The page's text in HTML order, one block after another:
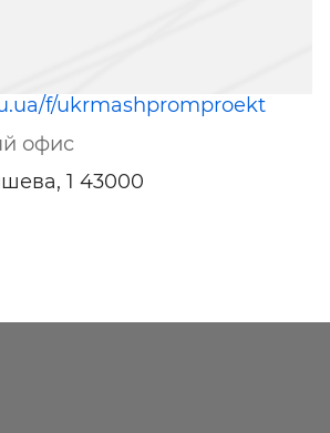
f/ukrmashpromproekt
офис
1 43000